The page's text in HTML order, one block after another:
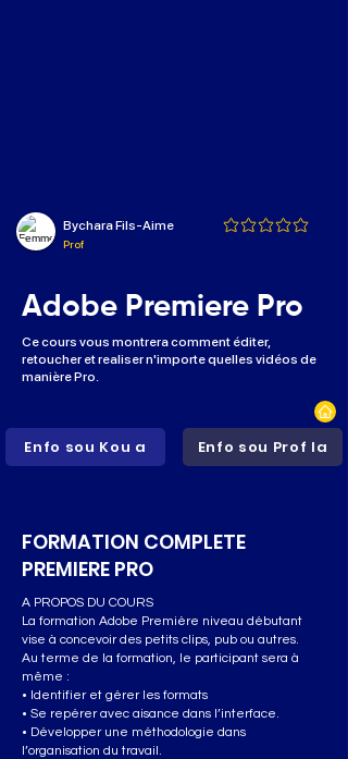
Bychara Fils-Aime Aucune note pour le moment
Prof
Adobe Premiere Pro
Ce cours vous montrera comment éditer,
retoucher et realiser n'importe quelles vidéos de
manière Pro.
Enfo sou Kou a Enfo sou Prof la
FORMATION COMPLETE
PREMIERE PRO
A PROPOS DU COURS
La formation Adobe Première niveau débutant
vise à concevoir des petits clips, pub ou autres.
Au terme de la formation, le participant sera à
même :
• Identifier et gérer les formats
• Se repérer avec aisance dans l’interface.
• Développer une méthodologie dans
l’organisation du travail.